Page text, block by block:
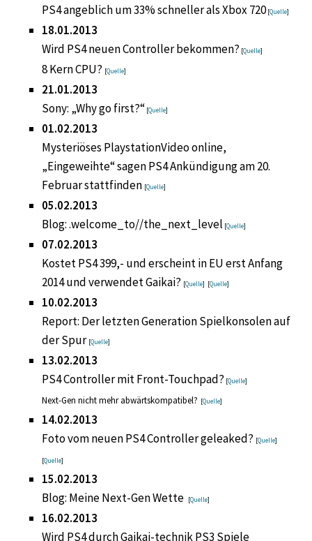
PS4 angeblich um 33% schneller als Xbox 720[Quelle]
18.01.2013
Wird PS4 neuen Controller bekommen? [Quelle]
8 Kern CPU? [Quelle]
21.01.2013
Sony: „Why go first?“ [Quelle]
01.02.2013
Mysteriöses PlaystationVideo online,
„Eingeweihte“ sagen PS4 Ankündigung am 20.
Februar stattfinden [Quelle]
05.02.2013
Blog: .welcome_to//the_next_level [Quelle]
07.02.2013
Kostet PS4 399,- und erscheint in EU erst Anfang
2014 und verwendet Gaikai? [Quelle] [Quelle]
10.02.2013
Report: Der letzten Generation Spielkonsolen auf
der Spur [Quelle]
13.02.2013
PS4 Controller mit Front-Touchpad? [Quelle]
Next-Gen nicht mehr abwärtskompatibel? [Quelle]
14.02.2013
Foto vom neuen PS4 Controller geleaked? [Quelle]
[Quelle]
15.02.2013
Blog: Meine Next-Gen Wette
[Quelle]
16.02.2013
Wird PS4 durch Gaikai-technik PS3 Spiele